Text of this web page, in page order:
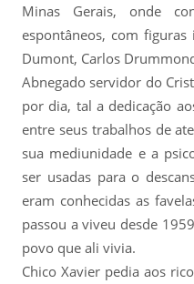
Minas Gerais, onde
espontâneos, com
Dumont, Carlos
Abnegado servidor do
por dia, tal a dedicação
entre seus trabalhos de
sua mediunidade e a
ser usadas para o
eram conhecidas as
passou a viveu desde
povo que ali vivia.
Chico Xavier pedia aos